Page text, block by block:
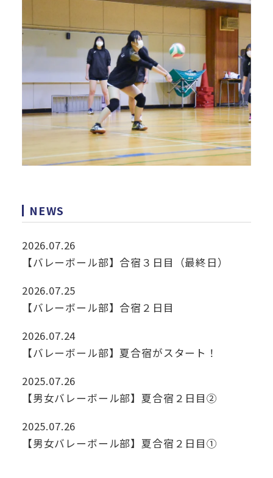
NEWS
2026.07.26
【バレーボール部】合宿３日目（最終日）
2026.07.25
【バレーボール部】合宿２日目
2026.07.24
【バレーボール部】夏合宿がスタート！
2025.07.26
【男女バレーボール部】夏合宿２日目②
2025.07.26
【男女バレーボール部】夏合宿２日目①